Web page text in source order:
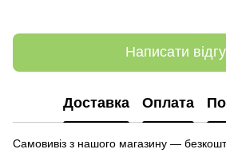
Написати
Доставка Оплата
Самовивіз з нашого магазину —